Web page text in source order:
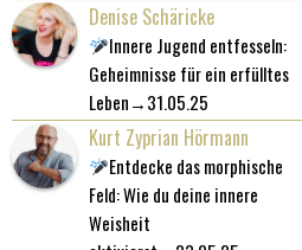
Denise Schäricke
Innere Jugend entfesseln:
Geheimnisse für ein erfülltes
Leben→31.05.25
Kurt Zyprian Hörmann
Entdecke das morphische
Feld: Wie du deine innere
Weisheit